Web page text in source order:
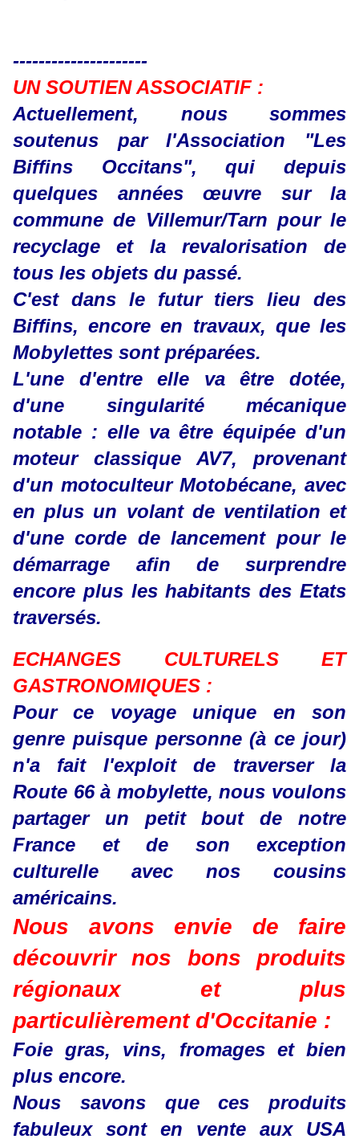
---------------------
UN SOUTIEN ASSOCIATIF :
Actuellement, nous sommes
soutenus par l'Association "Les
Biffins Occitans", qui depuis
quelques années œuvre sur la
commune de Villemur/Tarn pour le
recyclage et la revalorisation de
tous les objets du passé.
C'est dans le futur tiers lieu des
Biffins, encore en travaux, que les
Mobylettes sont préparées.
L'une d'entre elle va être dotée,
d'une singularité mécanique
notable : elle va être équipée d'un
moteur classique AV7, provenant
d'un motoculteur Motobécane, avec
en plus un volant de ventilation et
d'une corde de lancement pour le
démarrage afin de surprendre
encore plus les habitants des Etats
traversés.
ECHANGES CULTURELS ET
GASTRONOMIQUES :
Pour ce voyage unique en son
genre puisque personne (à ce jour)
n'a fait l'exploit de traverser la
Route 66 à mobylette, nous voulons
partager un petit bout de notre
France et de son exception
culturelle avec nos cousins
américains.
Nous avons envie de faire
découvrir nos bons produits
régionaux et plus
particulièrement d'Occitanie :
Foie gras, vins, fromages et bien
plus encore.
Nous savons que ces produits
fabuleux sont en vente aux USA